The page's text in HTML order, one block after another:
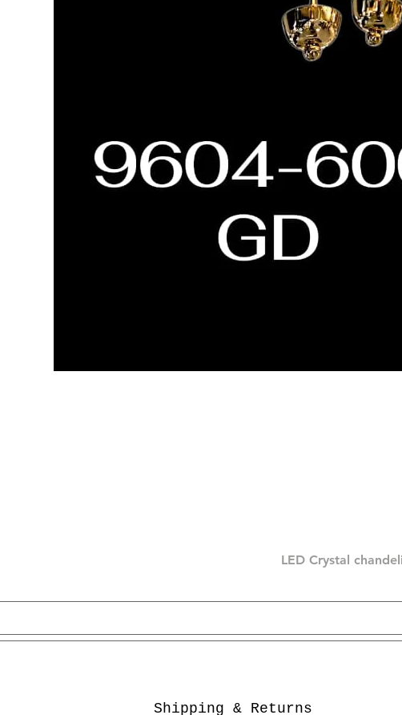
LED Crystal
Shipping & Returns